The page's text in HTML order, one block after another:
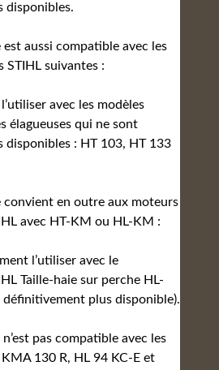
disponibles.
est aussi compatible avec les
STIHL suivantes :
avec les modèles
élagueuses qui ne sont
disponibles : HT 103, HT 133
convient en outre aux moteurs
avec HT-KM ou HL-KM :
l’utiliser avec le
Taille-haie sur perche HL-
définitivement plus disponible).
pas compatible avec les
130 R, HL 94 KC-E et